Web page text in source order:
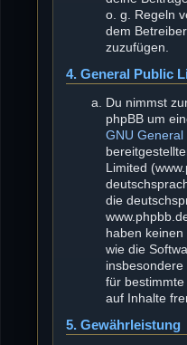
o. g. Regeln
dem
zuzufügen.
4. General Public
Du nimmst
phpBB um
GNU General
Limited
die
haben keinen
wie die
für
auf Inhalte
5. Gewährleistung